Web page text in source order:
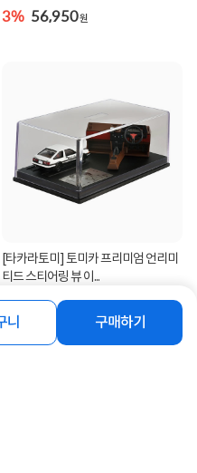
니 구매하기
3% 56,950원
[타카라토미] 토미카 프리미엄 언리미
티드 스티어링 뷰 이...
28,900원